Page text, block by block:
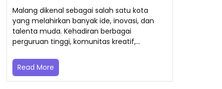
Malang dikenal sebagai salah satu kota
yang melahirkan banyak ide, inovasi, dan
talenta muda. Kehadiran berbagai
perguruan tinggi, komunitas kreatif,…
Read More